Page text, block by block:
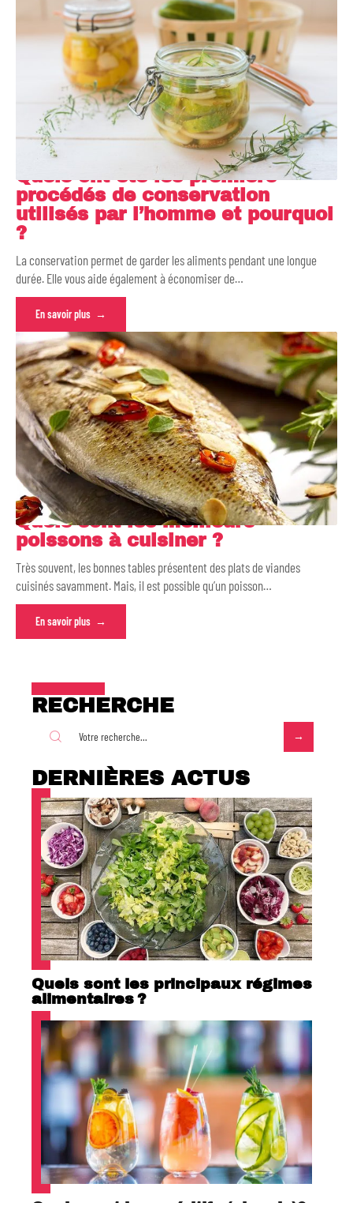
Quels ont été les premiers
procédés de conservation
utilisés par l’homme et pourquoi
?
La conservation permet de garder les aliments pendant une longue
durée. Elle vous aide également à économiser de…
En savoir plus
Quels sont les meilleurs
poissons à cuisiner ?
Très souvent, les bonnes tables présentent des plats de viandes
cuisinés savamment. Mais, il est possible qu’un poisson…
En savoir plus
RECHERCHE
DERNIÈRES ACTUS
Quels sont les principaux régimes
alimentaires ?
Quels sont les apéritifs (alcools)?